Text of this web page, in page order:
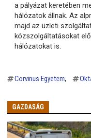
a pályázat keretében
hálózatok állnak. Az
majd az üzleti
közszolgáltatásokat
hálózatokat is.
Corvinus Egyetem
GAZDASÁG